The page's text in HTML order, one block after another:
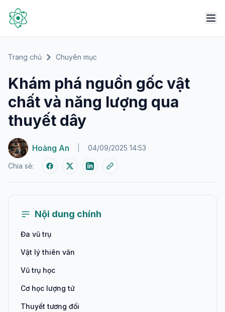
Trang chủ Chuyên mục
Khám phá nguồn gốc vật
chất và năng lượng qua
thuyết dây
Hoàng An 04/09/2025 14:53
Chia sẻ:
Nội dung chính
Đa vũ trụ
Vật lý thiên văn
Vũ trụ học
Cơ học lượng tử
Thuyết tương đối